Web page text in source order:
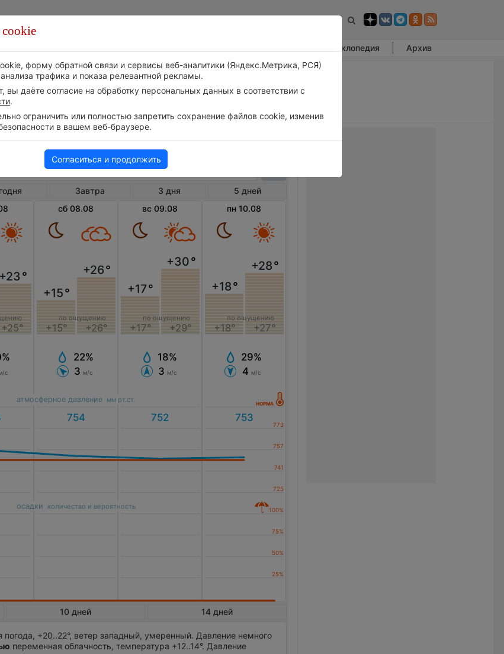
Энциклопедия Архив
Погода в Харпендене
Завтра 3 дня
5 дней
+23°
+25°
с
сб 08.08
+15°
+15°
+26°
+26°
по ощущению
22%
3 м/с
вс 09.08
+17°
+17°
+30°
+29°
по ощущению
18%
3 м/с
пн 10.08
+18°
+18°
+28°
+27°
по ощущению
29%
4 м/с
атмосферное давление мм рт.ст.
осадки количество и вероятность
10 дней 14 дней
погода, +20..22°, ветер западный, умеренный. Давление немного
переменная облачность, температура +12..14°. Давление
cookie
форму обратной связи и сервисы веб-аналитики (Яндекс.Метрика, РСЯ)
трафика и показа релевантной рекламы.
вы даёте согласие на обработку персональных данных в соответствии с
.
ограничить или полностью запретить сохранение файлов cookie, изменив
в вашем веб-браузере.
Согласиться и продолжить